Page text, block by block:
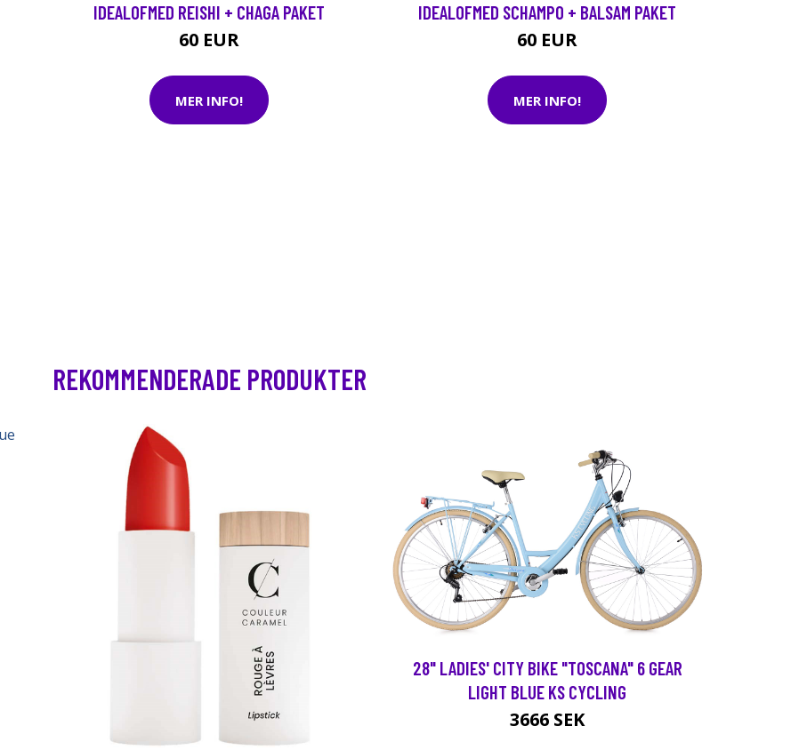
IDEALOFMED REISHI + CHAGA PAKET
60 EUR
MER INFO!
IDEALOFMED SCHAMPO + BALSAM PAKET
60 EUR
MER INFO!
REKOMMENDERADE PRODUKTER
28" LADIES' CITY BIKE "TOSCANA" 6 GEAR
LIGHT BLUE KS CYCLING
3666 SEK